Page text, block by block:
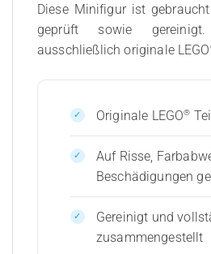
Diese Minifigur ist
geprüft sowie
ausschließlich originale LEGO
Originale LEGO®
Auf Risse,
Beschädigungen
Gereinigt und
zusammengestellt